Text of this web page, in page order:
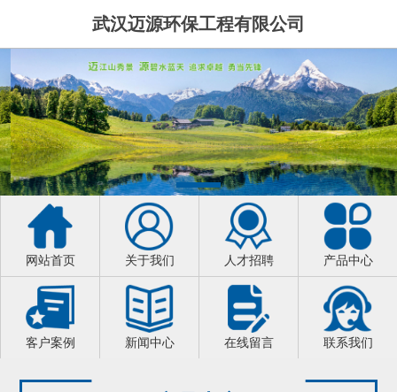
武汉迈源环保工程有限公司
网站首页 关于我们 人才招聘 产品中心
客户案例 新闻中心 在线留言 联系我们